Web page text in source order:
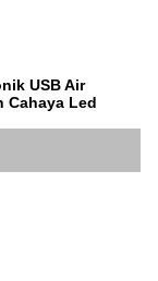
USB Air
Cahaya Led